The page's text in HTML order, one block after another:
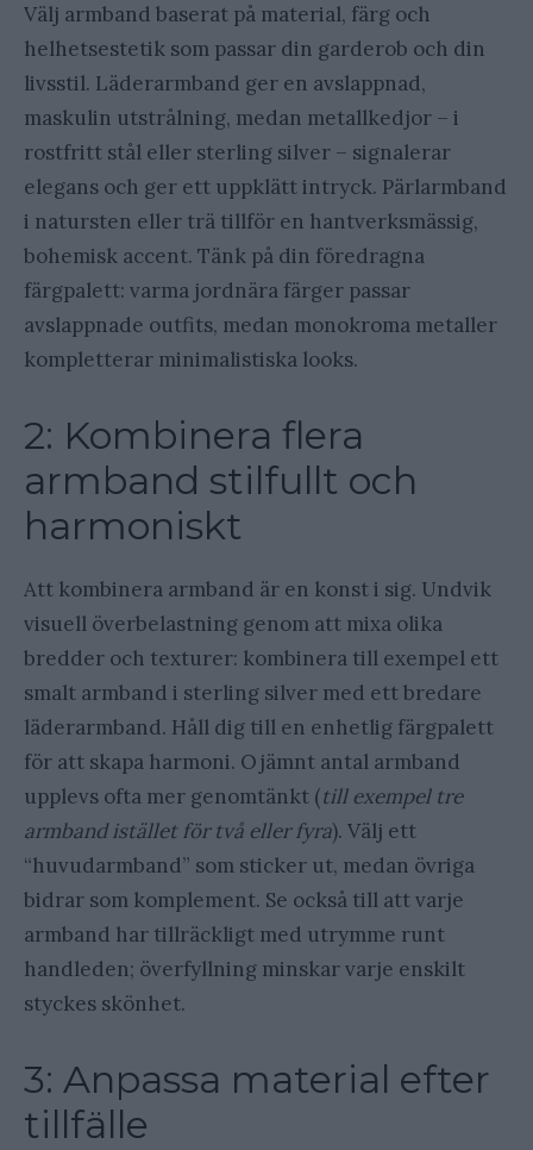
Välj armband baserat på material, färg och
helhetsestetik som passar din garderob och din
livsstil. Läderarmband ger en avslappnad,
maskulin utstrålning, medan metallkedjor – i
rostfritt stål eller sterling silver – signalerar
elegans och ger ett uppklätt intryck. Pärlarmband
i natursten eller trä tillför en hantverksmässig,
bohemisk accent. Tänk på din föredragna
färgpalett: varma jordnära färger passar
avslappnade outfits, medan monokroma metaller
kompletterar minimalistiska looks.
2: Kombinera flera
armband stilfullt och
harmoniskt
Att kombinera armband är en konst i sig. Undvik
visuell överbelastning genom att mixa olika
bredder och texturer: kombinera till exempel ett
smalt armband i sterling silver med ett bredare
läderarmband. Håll dig till en enhetlig färgpalett
för att skapa harmoni. Ojämnt antal armband
upplevs ofta mer genomtänkt (till exempel tre
armband istället för två eller fyra). Välj ett
“huvudarmband” som sticker ut, medan övriga
bidrar som komplement. Se också till att varje
armband har tillräckligt med utrymme runt
handleden; överfyllning minskar varje enskilt
styckes skönhet.
3: Anpassa material efter
tillfälle